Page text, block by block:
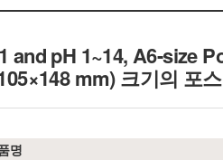
pH 1~14, A6-size
mm) 크기의 포
명